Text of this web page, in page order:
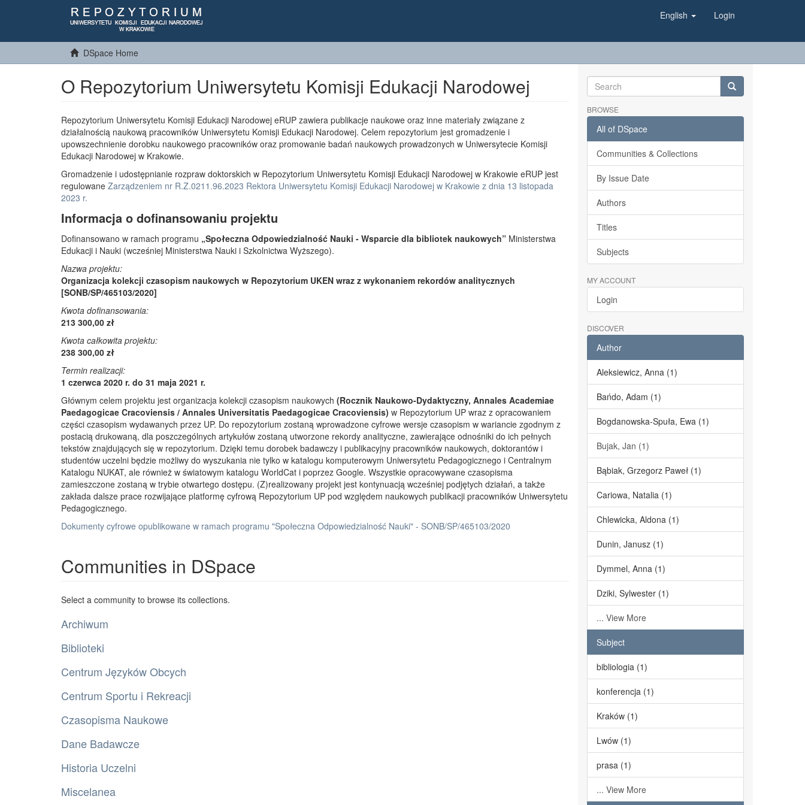
English Login
DSpace Home
O Repozytorium Uniwersytetu Komisji Edukacji Narodowej
Repozytorium Uniwersytetu Komisji Edukacji Narodowej eRUP zawiera publikacje naukowe oraz inne materiały związane z
działalnością naukową pracowników Uniwersytetu Komisji Edukacji Narodowej. Celem repozytorium jest gromadzenie i
upowszechnienie dorobku naukowego pracowników oraz promowanie badań naukowych prowadzonych w Uniwersytecie Komisji
Edukacji Narodowej w Krakowie.
Gromadzenie i udostępnianie rozpraw doktorskich w Repozytorium Uniwersytetu Komisji Edukacji Narodowej w Krakowie eRUP jest
regulowane Zarządzeniem nr R.Z.0211.96.2023 Rektora Uniwersytetu Komisji Edukacji Narodowej w Krakowie z dnia 13 listopada
2023 r.
Informacja o dofinansowaniu projektu
Dofinansowano w ramach programu „Społeczna Odpowiedzialność Nauki - Wsparcie dla bibliotek naukowych” Ministerstwa
Edukacji i Nauki (wcześniej Ministerstwa Nauki i Szkolnictwa Wyższego).
Nazwa projektu:
Organizacja kolekcji czasopism naukowych w Repozytorium UKEN wraz z wykonaniem rekordów analitycznych
[SONB/SP/465103/2020]
Kwota dofinansowania:
213 300,00 zł
Kwota całkowita projektu:
238 300,00 zł
Termin realizacji:
1 czerwca 2020 r. do 31 maja 2021 r.
Głównym celem projektu jest organizacja kolekcji czasopism naukowych (Rocznik Naukowo-Dydaktyczny, Annales Academiae
Paedagogicae Cracoviensis / Annales Universitatis Paedagogicae Cracoviensis) w Repozytorium UP wraz z opracowaniem
części czasopism wydawanych przez UP. Do repozytorium zostaną wprowadzone cyfrowe wersje czasopism w wariancie zgodnym z
postacią drukowaną, dla poszczególnych artykułów zostaną utworzone rekordy analityczne, zawierające odnośniki do ich pełnych
tekstów znajdujących się w repozytorium. Dzięki temu dorobek badawczy i publikacyjny pracowników naukowych, doktorantów i
studentów uczelni będzie możliwy do wyszukania nie tylko w katalogu komputerowym Uniwersytetu Pedagogicznego i Centralnym
Katalogu NUKAT, ale również w światowym katalogu WorldCat i poprzez Google. Wszystkie opracowywane czasopisma
zamieszczone zostaną w trybie otwartego dostępu. (Z)realizowany projekt jest kontynuacją wcześniej podjętych działań, a także
zakłada dalsze prace rozwijające platformę cyfrową Repozytorium UP pod względem naukowych publikacji pracowników Uniwersytetu
Pedagogicznego.
Dokumenty cyfrowe opublikowane w ramach programu "Społeczna Odpowiedzialność Nauki" - SONB/SP/465103/2020
Communities in DSpace
Select a community to browse its collections.
Archiwum
Biblioteki
Centrum Języków Obcych
Centrum Sportu i Rekreacji
Czasopisma Naukowe
Dane Badawcze
Historia Uczelni
Miscelanea
BROWSE
All of DSpace
Communities & Collections
By Issue Date
Authors
Titles
Subjects
MY ACCOUNT
Login
DISCOVER
Author
Aleksiewicz, Anna (1)
Bańdo, Adam (1)
Bogdanowska-Spuła, Ewa (1)
Bujak, Jan (1)
Bąbiak, Grzegorz Paweł (1)
Cariowa, Natalia (1)
Chlewicka, Aldona (1)
Dunin, Janusz (1)
Dymmel, Anna (1)
Dziki, Sylwester (1)
... View More
Subject
bibliologia (1)
konferencja (1)
Kraków (1)
Lwów (1)
prasa (1)
... View More